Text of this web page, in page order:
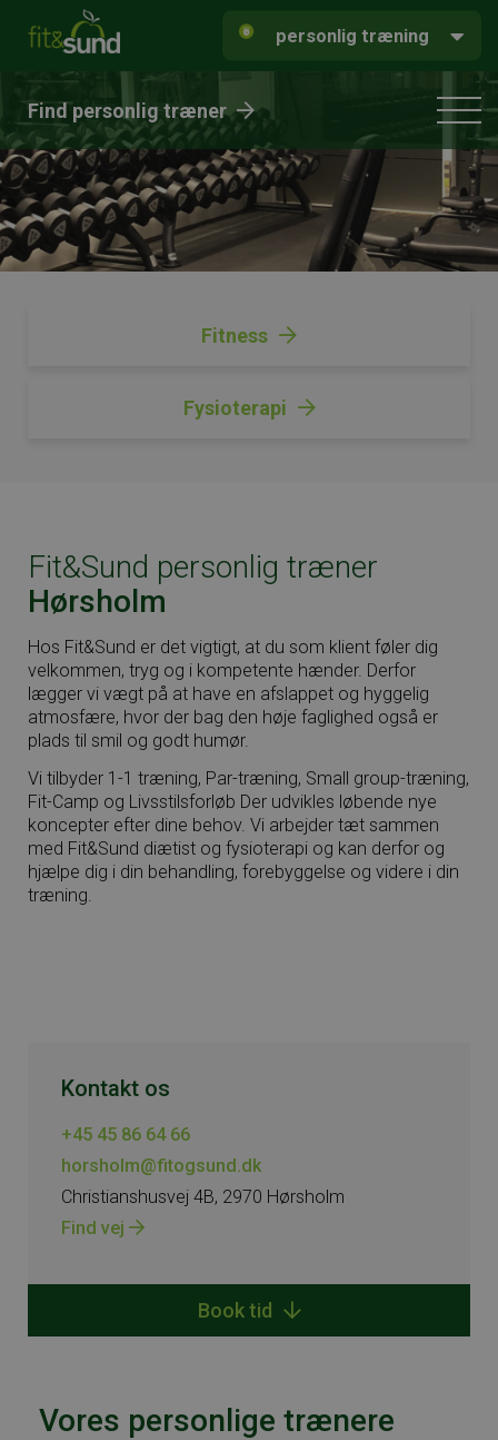
personlig træning
Find personlig træner
Fitness
Fysioterapi
Fit&Sund personlig træner
Hørsholm
Hos Fit&Sund er det vigtigt, at du som klient føler dig
velkommen, tryg og i kompetente hænder. Derfor
lægger vi vægt på at have en afslappet og hyggelig
atmosfære, hvor der bag den høje faglighed også er
plads til smil og godt humør.
Vi tilbyder 1-1 træning, Par-træning, Small group-træning,
Fit-Camp og Livsstilsforløb Der udvikles løbende nye
koncepter efter dine behov. Vi arbejder tæt sammen
med Fit&Sund diætist og fysioterapi og kan derfor og
hjælpe dig i din behandling, forebyggelse og videre i din
træning.
Kontakt os
+45 45 86 64 66
horsholm@fitogsund.dk
Christianshusvej 4B, 2970 Hørsholm
Find vej
Book tid
Vores personlige trænere